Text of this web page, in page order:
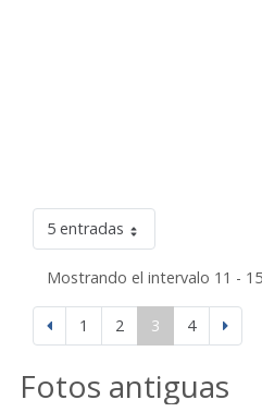
5 entradas
Mostrando el intervalo 11 -
1 2 3 4
Fotos antiguas